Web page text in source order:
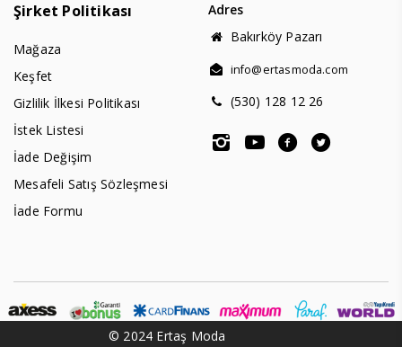
Şirket Politikası
Mağaza
Keşfet
Gizlilik İlkesi Politikası
İstek Listesi
İade Değişim
Mesafeli Satış Sözleşmesi
İade Formu
Adres
Bakırköy Pazarı
info@ertasmoda.com
(530) 128 12 26
© 2024 Ertaş Moda